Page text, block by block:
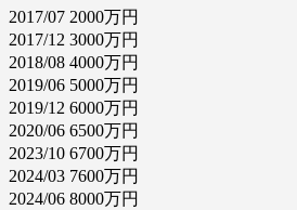
2017/07 2000万円
2017/12 3000万円
2018/08 4000万円
2019/06 5000万円
2019/12 6000万円
2020/06 6500万円
2023/10 6700万円
2024/03 7600万円
2024/06 8000万円